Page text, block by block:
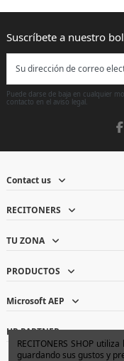
Puede darse de baja en cualquier
contacto en el aviso legal.
Contact us
RECITONERS
TU ZONA
PRODUCTOS
Microsoft AEP
HP PARTNER
RECITONERS SHOP
guardando sus gustos y